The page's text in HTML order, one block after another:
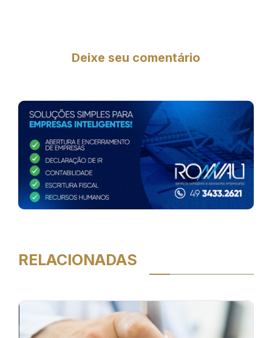
Deixe seu comentário
RELACIONADAS